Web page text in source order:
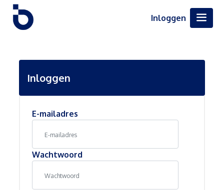
Inloggen
Inloggen
E-mailadres
Wachtwoord